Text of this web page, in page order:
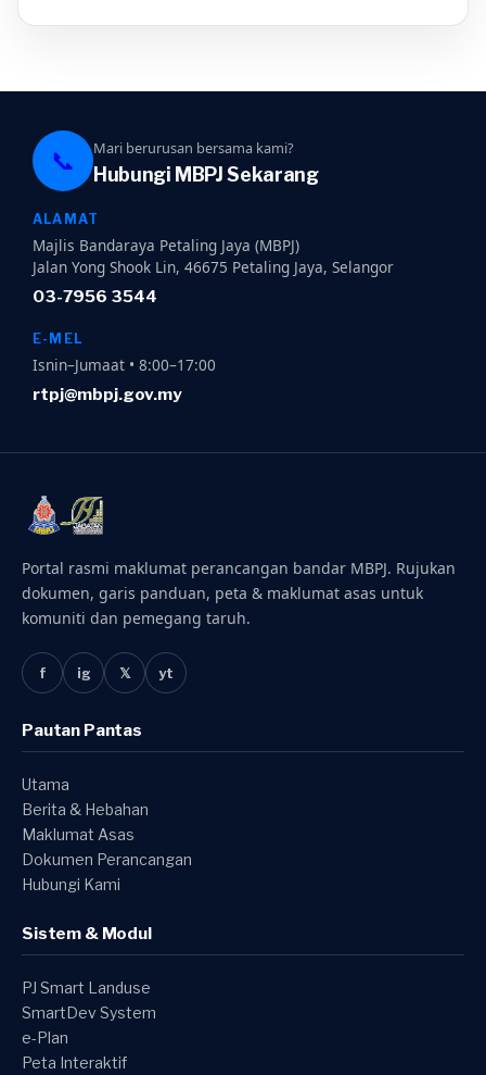
📞 Mari berurusan bersama kami?
Hubungi MBPJ Sekarang
ALAMAT
Majlis Bandaraya Petaling Jaya (MBPJ)
Jalan Yong Shook Lin, 46675 Petaling Jaya, Selangor
03-7956 3544
E-MEL
Isnin–Jumaat • 8:00–17:00
rtpj@mbpj.gov.my
Portal rasmi maklumat perancangan bandar MBPJ. Rujukan
dokumen, garis panduan, peta & maklumat asas untuk
komuniti dan pemegang taruh.
f ig 𝕏 yt
Pautan Pantas
Utama
Berita & Hebahan
Maklumat Asas
Dokumen Perancangan
Hubungi Kami
Sistem & Modul
PJ Smart Landuse
SmartDev System
e-Plan
Peta Interaktif